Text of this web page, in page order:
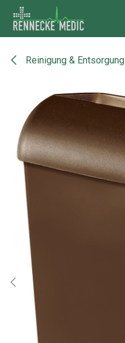
Zum Inhalt springen
Reinigung & Entsorgung